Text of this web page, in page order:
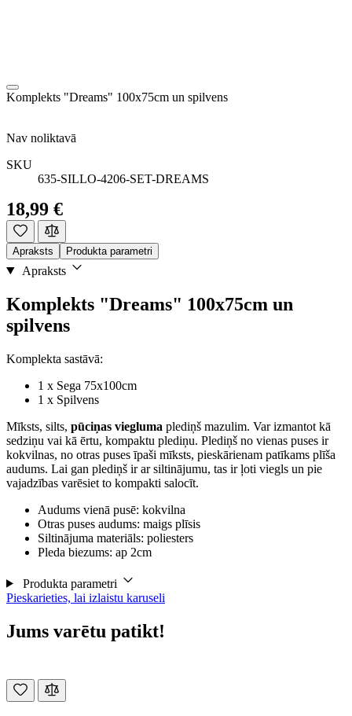
Komplekts "Dreams" 100x75cm un spilvens
Nav noliktavā
SKU
635-SILLO-4206-SET-DREAMS
18,99 €
Apraksts Produkta parametri
Apraksts
Komplekts "Dreams" 100x75cm un
spilvens
Komplekta sastāvā:
1 x Sega 75x100cm
1 x Spilvens
Mīksts, silts, pūciņas viegluma plediņš mazulim. Var izmantot kā
sedziņu vai kā ērtu, kompaktu plediņu. Plediņš no vienas puses ir
kokvilnas, no otras puses īpaši mīksts, pieskārienam patīkams plīša
audums. Lai gan plediņš ir ar siltinājumu, tas ir ļoti viegls un pie
vajadzības varēsiet to kompakti salocīt.
Audums vienā pusē: kokvilna
Otras puses audums: maigs plīsis
Siltinājuma materiāls: poliesters
Pleda biezums: ap 2cm
Produkta parametri
Pieskarieties, lai izlaistu karuseli
Jums varētu patikt!